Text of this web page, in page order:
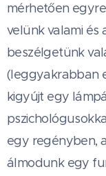
mérhetően
velünk valami és
beszélgetünk
(leggyakrabban
kigyújt egy
egy regényben,
álmodunk egy